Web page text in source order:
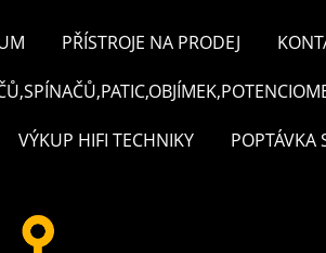
PŘÍSTROJE NA PRODEJ
VÝKUP HIFI TECHNIKY POPTÁVKA